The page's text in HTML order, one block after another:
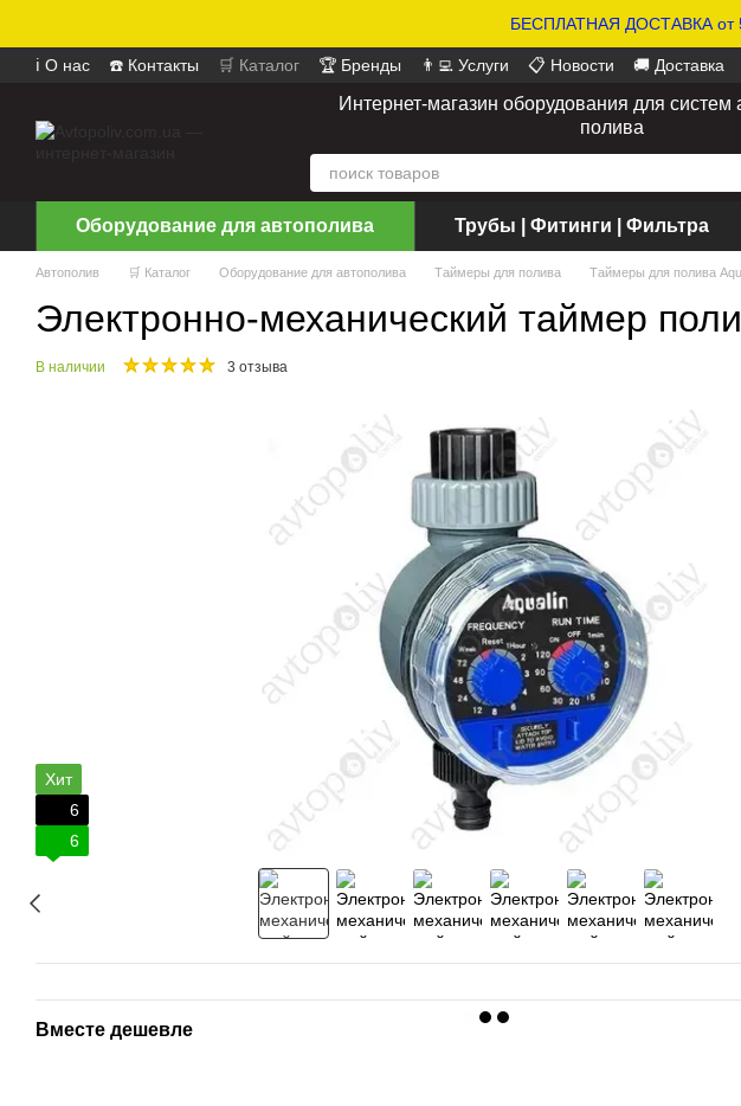
БЕСПЛАТНАЯ ДОСТАВКА от 5
ℹ️ О нас ☎️ Контакты 🛒 Каталог 🏆 Бренды 👨‍💻 Услуги 📋 Новости 🚚 Доставка
Интернет-магазин оборудования для систем
полива
Оборудование для автополива Трубы | Фитинги | Фильтра
Автополив 🛒 Каталог Оборудование для автополива Таймеры для полива Таймеры для полива
Электронно-механический таймер
В наличии 3 отзыва
Хит
6
6
Вместе дешевле